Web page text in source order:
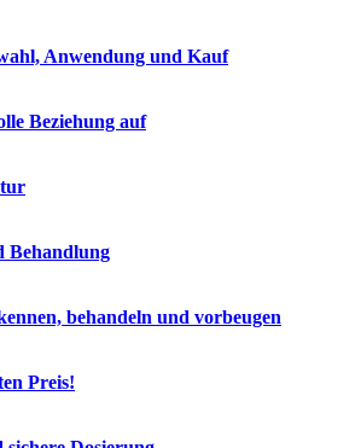
Anwendung und Kauf
Beziehung auf
Behandlung
behandeln und vorbeugen
Preis!